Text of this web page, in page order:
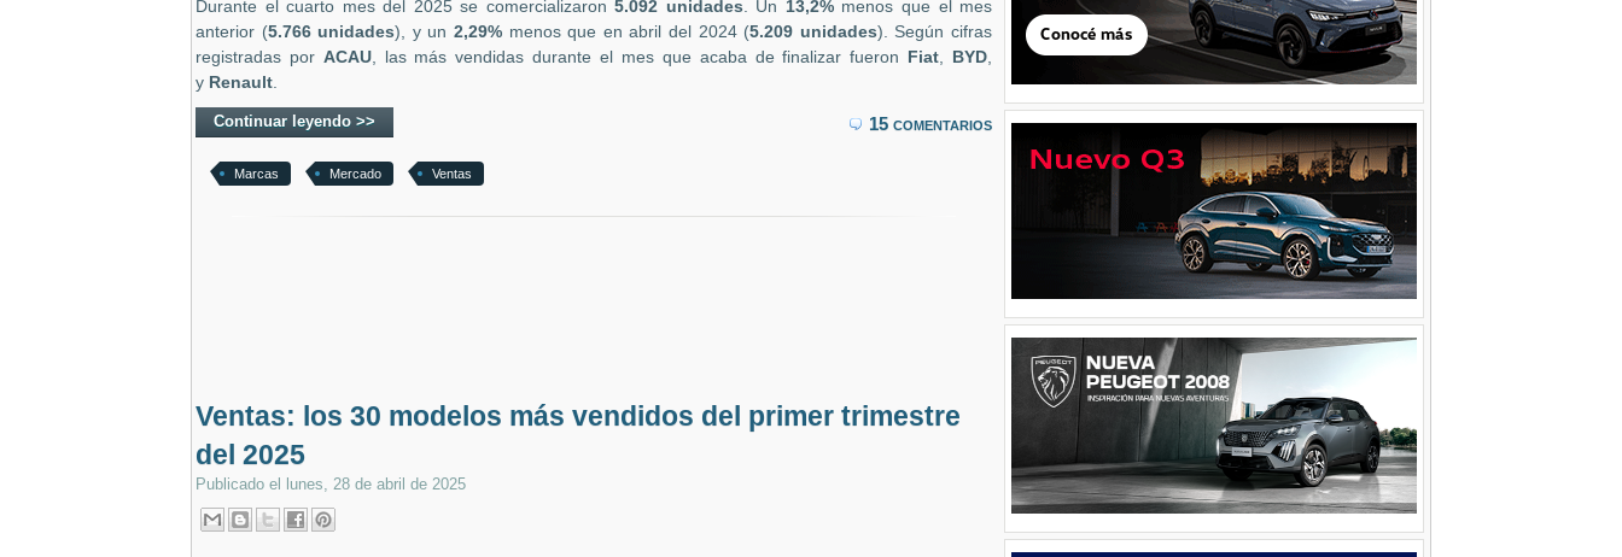
Durante el cuarto mes del 2025 se comercializaron5.092 unidades . Un 13,2%menos que el mes
anterior (5.766unidades), y un2,29% menos que en abril del 2024 (5.209 unidades). Según cifras
registradas por ACAU, las más vendidas durante el mes que acaba de finalizar fueron Fiat BYD
y Renault
Continuar leyendo >> 15 comentarios
Marcas Mercado Ventas
Ventas: los 30 modelos más vendidos del primer trimestre
del 2025
Publicado el lunes, 28 de abril de 2025